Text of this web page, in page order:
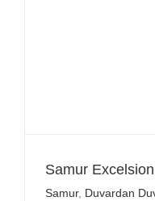
Samur Excelsion
Samur, Duvardan